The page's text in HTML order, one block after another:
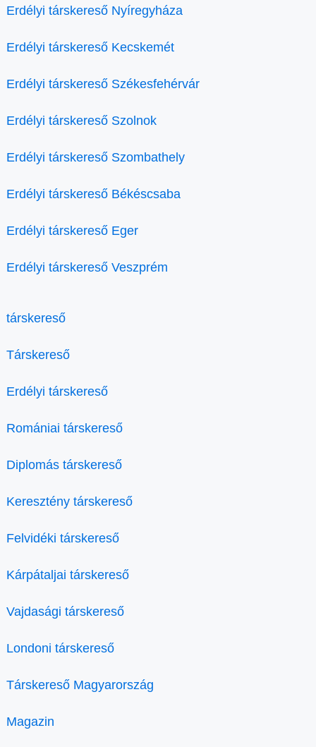
Erdélyi társkereső Nyíregyháza
Erdélyi társkereső Kecskemét
Erdélyi társkereső Székesfehérvár
Erdélyi társkereső Szolnok
Erdélyi társkereső Szombathely
Erdélyi társkereső Békéscsaba
Erdélyi társkereső Eger
Erdélyi társkereső Veszprém
társkereső
Társkereső
Erdélyi társkereső
Romániai társkereső
Diplomás társkereső
Keresztény társkereső
Felvidéki társkereső
Kárpátaljai társkereső
Vajdasági társkereső
Londoni társkereső
Társkereső Magyarország
Magazin